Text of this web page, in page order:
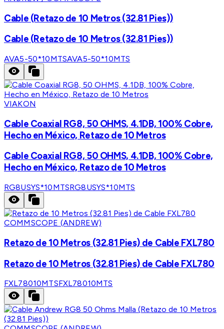
Cable (Retazo de 10 Metros (32.81 Pies))
Cable (Retazo de 10 Metros (32.81 Pies))
AVA5-50*10MTSAVA5-50*10MTS
VIAKON
Cable Coaxial RG8, 50 OHMS, 4.1DB, 100% Cobre,
Hecho en México, Retazo de 10 Metros
Cable Coaxial RG8, 50 OHMS, 4.1DB, 100% Cobre,
Hecho en México, Retazo de 10 Metros
RG8USYS*10MTSRG8USYS*10MTS
COMMSCOPE (ANDREW)
Retazo de 10 Metros (32.81 Pies) de Cable FXL780
Retazo de 10 Metros (32.81 Pies) de Cable FXL780
FXL78010MTSFXL78010MTS